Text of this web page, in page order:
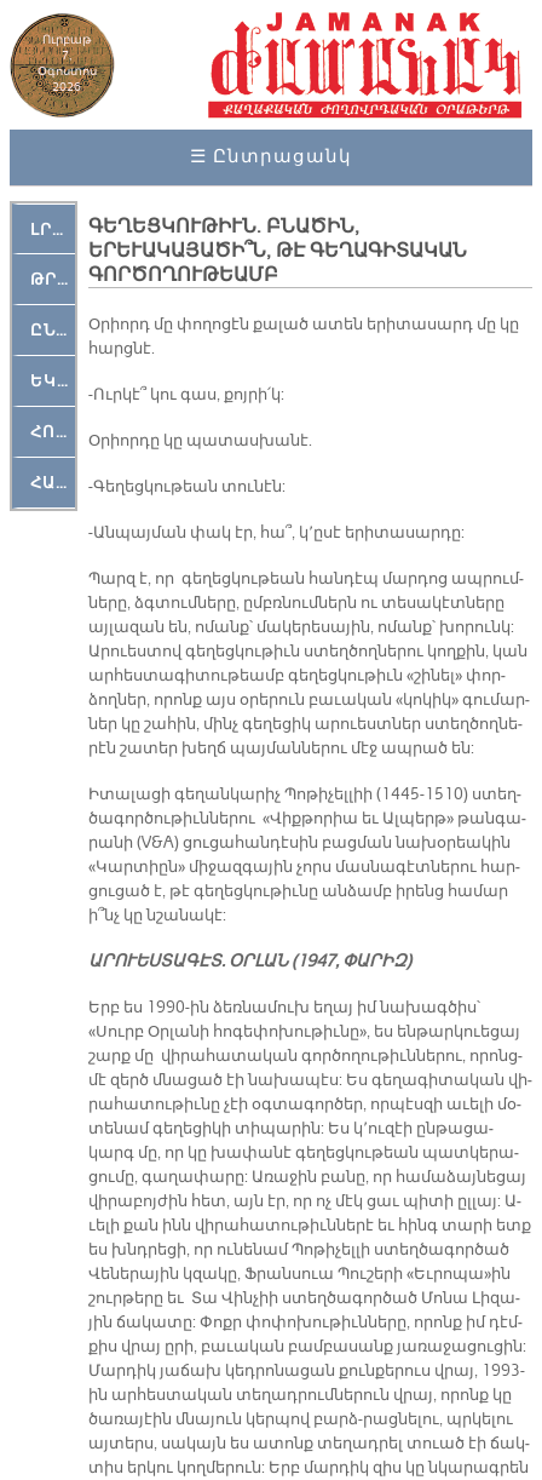
Ուրբաթ
7,
Օգոստոս
2026
☰ Ընտրացանկ
ԼՐԱՀՈՍ
ԹՐՔԱՀԱՅ ԿԵԱՆՔ
ԸՆԿԵՐԱՄՇԱԿՈՒԹԱՅԻՆ
ԵԿԵՂԵՑԱԿԱՆ
ՀՈԳԵՄՏԱՒՈՐ
ՀԱՐԹԱԿ
ԳԵՂԵՑԿՈՒԹԻՒՆ. ԲՆԱԾԻՆ,
ԵՐԵՒԱԿԱՅԱԾԻ՞Ն, ԹԷ ԳԵՂԱԳԻՏԱԿԱՆ
ԳՈՐԾՈՂՈՒԹԵԱՄԲ
Օ­րիորդ մը փո­ղո­ցէն քա­լած ա­տեն ե­րի­տա­սարդ մը կը
հարց­նէ.
-Ուր­կէ՞ կու գաս, քոյ­րի՛կ:
Օ­րիոր­դը կը պա­տաս­խա­նէ.
-Գե­ղեց­կու­թեան տու­նէն:
-Ան­պայ­ման փակ էր, հա՞, կ՚ը­սէ ե­րի­տա­սար­դը:
Պարզ է, որ գե­ղեց­կու­թեան հան­դէպ մար­դոց ապ­րում­
նե­րը, ձգտում­նե­րը, ըմբռ­նում­ներն ու տե­սա­կէտ­նե­րը
այ­լա­զան են, ո­մանք՝ մա­կե­րե­սա­յին, ո­մանք՝ խո­րունկ:
Ա­րուես­տով գե­ղեց­կու­թիւն ստեղ­ծող­նե­րու կող­քին, կան
ար­հես­տա­գի­տու­թեամբ գե­ղեց­կու­թիւն «շի­նել» փոր­
ձող­ներ, ո­րոնք այս օ­րե­րուն բա­ւա­կան «կո­կիկ» գու­մար­
ներ կը շա­հին, մինչ գե­ղե­ցիկ ա­րուեստ­ներ ստեղ­ծող­նե­
րէն շա­տեր խեղճ պայ­ման­նե­րու մէջ ապ­րած են:
Ի­տա­լա­ցի գե­ղան­կա­րիչ Պո­թի­չել­լիի (1445-1510) ստեղ­
ծա­գոր­ծու­թիւն­նե­րու «Վիք­թո­րիա եւ Ալ­պերթ» թան­գա­
րա­նի (V&A) ցու­ցա­հան­դէ­սին բաց­ման նա­խօ­րեա­կին
«Կար­տիըն» մի­ջազ­գա­յին չորս մաս­նա­գէտ­նե­րու հար­
ցու­ցած է, թէ գե­ղեց­կու­թիւ­նը ան­ձամբ ի­րենց հա­մար
ի՞նչ կը նշա­նա­կէ:
Ա­ՐՈՒԵՍ­ՏԱ­ԳԷՏ. ՕՐ­ԼԱՆ (1947, ՓԱ­ՐԻԶ)
Երբ ես 1990-ին ձեռ­նա­մուխ ե­ղայ իմ նա­խա­գծիս՝
«Սուրբ Օր­լա­նի հո­գե­փո­խու­թիւ­նը», ես են­թար­կուե­ցայ
շարք մը վի­րա­հա­տա­կան գոր­ծո­ղու­թիւն­նե­րու, ո­րոնց­
մէ զերծ մնա­ցած էի նա­խա­պէս: Ես գե­ղա­գի­տա­կան վի­
րա­հա­տու­թիւ­նը չէի օգ­տա­գոր­ծեր, որ­պէս­զի ա­ւե­լի մօ­
տե­նամ գե­ղե­ցի­կի տի­պա­րին: Ես կ՚ու­զէի ըն­թա­ցա­
կարգ մը, որ կը խա­փա­նէ գե­ղեց­կու­թեան պատ­կե­րա­
ցու­մը, գա­ղա­փա­րը: Ա­ռա­ջին բա­նը, որ հա­մա­ձայ­նե­ցայ
վի­րա­բոյժին հետ, այն էր, որ ոչ մէկ ցաւ պի­տի ըլ­լայ: Ա­
ւե­լի քան ինն վի­րա­հա­տու­թիւն­նե­րէ եւ հինգ տա­րի ետք
ես խնդրե­ցի, որ ու­նե­նամ Պո­թի­չել­լի ստեղ­ծա­գոր­ծած
Վե­նե­րա­յին կզա­կը, Ֆրան­սուա Պու­շե­րի «Եւ­րո­պա»ին
շուր­թե­րը եւ Տա Վին­չիի ստեղ­ծա­գոր­ծած Մո­նա Լի­զա­
յին ճա­կա­տը: Փոքր փո­փո­խու­թիւն­նե­րը, ո­րոնք իմ դէմ­
քիս վրայ ը­րի, բա­ւա­կան բամ­բա­սանք յա­ռա­ջա­ցու­ցին:
Մար­դիկ յա­ճախ կեդ­րո­նա­ցան քուն­քե­րուս վրայ, 1993-
ին ար­հես­տա­կան տե­ղադ­րում­նե­րուն վրայ, ո­րոնք կը
ծա­ռա­յէին մնա­յուն կեր­պով բարձ-­րաց­նե­լու, պրկե­լու
այ­տերս, սա­կայն ես ա­տոնք տե­ղադ­րել տուած էի ճակ­
տիս եր­կու կող­մե­րուն: Երբ մար­դիկ զիս կը նկա­րագ­րեն